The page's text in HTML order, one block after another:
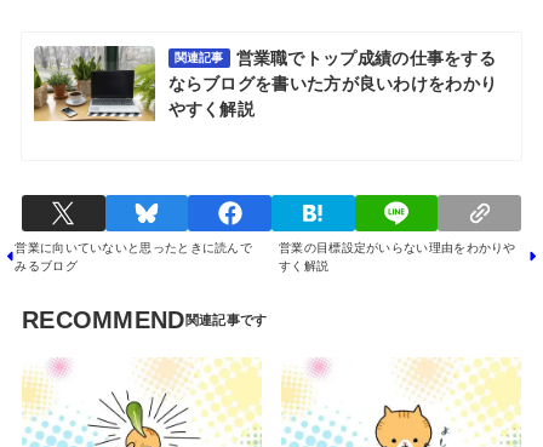
関連記事
営業職でトップ成績の仕事をする
ならブログを書いた方が良いわけをわかり
やすく解説
営業の目標設定がいらない理由をわかりや
すく解説
営業に向いていないと思ったときに読んで
みるブログ
RECOMMEND